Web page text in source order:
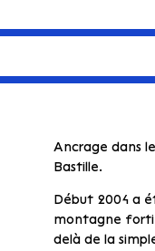
Ancrage dans
Bastille.
Début 2004 a
montagne
delà de la